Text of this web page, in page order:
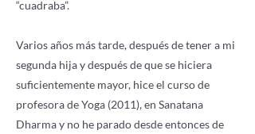
“cuadraba”.
Varios años más tarde, después de tener a mi
segunda hija y después de que se hiciera
suficientemente mayor, hice el curso de
profesora de Yoga (2011), en Sanatana
Dharma y no he parado desde entonces de